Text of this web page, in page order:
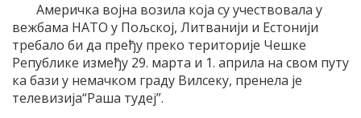
Америчка војна возила која су учествовала у
вежбама НАТО у Пољској, Литванији и Естонији
требало би да пређу преко територије Чешке
Републике између 29. марта и 1. априла на свом путу
ка бази у немачком граду Вилсеку, пренела је
телевизија“Раша тудеј”.